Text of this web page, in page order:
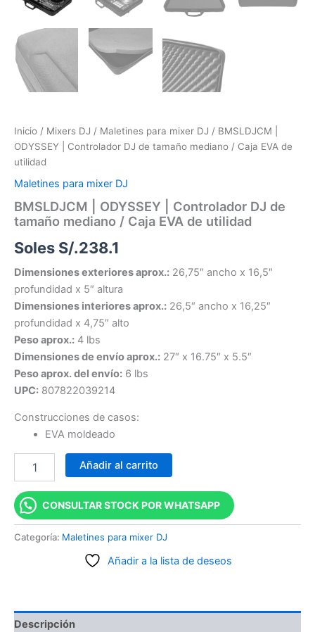
Inicio / Mixers DJ / Maletines para mixer DJ / BMSLDJCM |
ODYSSEY | Controlador DJ de tamaño mediano / Caja EVA de
utilidad
Maletines para mixer DJ
BMSLDJCM | ODYSSEY | Controlador DJ de
tamaño mediano / Caja EVA de utilidad
Soles S/.238.1
Dimensiones exteriores aprox.: 26,75″ ancho x 16,5″
profundidad x 5″ altura
Dimensiones interiores aprox.: 26,5″ ancho x 16,25″
profundidad x 4,75″ alto
Peso aprox.: 4 lbs
Dimensiones de envío aprox.: 27″ x 16.75″ x 5.5″
Peso aprox. del envío: 6 lbs
UPC: 807822039214
Construcciones de casos:
EVA moldeado
Añadir al carrito
CONSULTAR STOCK POR WHATSAPP
Categoría: Maletines para mixer DJ
Añadir a la lista de deseos
Descripción